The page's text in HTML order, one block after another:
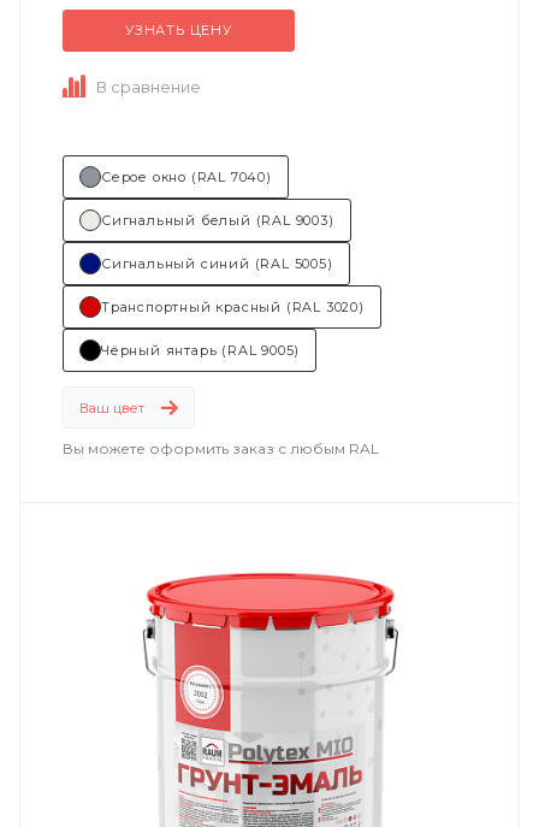
временем полной...
УЗНАТЬ ЦЕНУ
В сравнение
Серое окно (RAL 7040)
Сигнальный белый (RAL 9003)
Сигнальный синий (RAL 5005)
Транспортный красный (RAL 3020)
Чёрный янтарь (RAL 9005)
Ваш цвет
Вы можете оформить заказ с любым RAL